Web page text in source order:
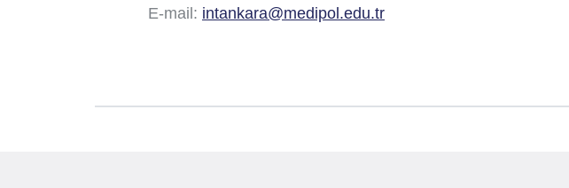
E-mail: intankara@medipol.edu.tr